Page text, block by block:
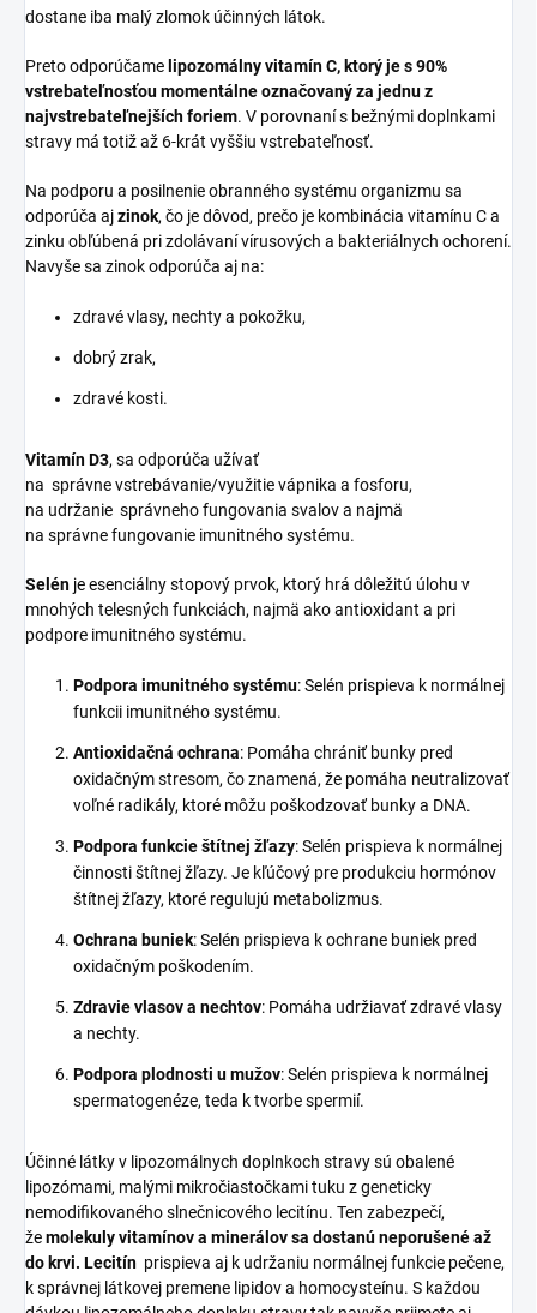
dostane iba malý zlomok účinných látok.
Preto odporúčame lipozomálny vitamín C, ktorý je s 90%
vstrebateľnosťou momentálne označovaný za jednu z
najvstrebateľnejších foriem. V porovnaní s bežnými doplnkami
stravy má totiž až 6-krát vyššiu vstrebateľnosť.
Na podporu a posilnenie obranného systému organizmu sa
odporúča ajzinok, čo je dôvod, prečo je kombinácia vitamínu C a
zinku obľúbená pri zdolávaní vírusových a bakteriálnych ochorení.
Navyše sa zinok odporúča aj na:
zdravé vlasy, nechty a pokožku,
dobrý zrak,
zdravé kosti.
Vitamín D3, sa odporúča užívať
na správne vstrebávanie/využitie vápnika a fosforu,
na udržanie správneho fungovania svalov a najmä
na správne fungovanie imunitného systému.
Selén je esenciálny stopový prvok, ktorý hrá dôležitú úlohu v
mnohých telesných funkciách, najmä ako antioxidant a pri
podpore imunitného systému.
Podpora imunitného systému: Selén prispieva k normálnej
funkcii imunitného systému.
Antioxidačná ochrana: Pomáha chrániť bunky pred
oxidačným stresom, čo znamená, že pomáha neutralizovať
voľné radikály, ktoré môžu poškodzovať bunky a DNA.
Podpora funkcie štítnej žľazy: Selén prispieva k normálnej
činnosti štítnej žľazy. Je kľúčový pre produkciu hormónov
štítnej žľazy, ktoré regulujú metabolizmus.
Ochrana buniek: Selén prispieva k ochrane buniek pred
oxidačným poškodením.
Zdravie vlasov a nechtov: Pomáha udržiavať zdravé vlasy
a nechty.
Podpora plodnosti u mužov: Selén prispieva k normálnej
spermatogenéze, teda k tvorbe spermií.
Účinné látky v lipozomálnych doplnkoch stravy sú obalené
lipozómami, malými mikročiastočkami tuku z geneticky
nemodifikovaného slnečnicového lecitínu. Ten zabezpečí,
žemolekuly vitamínov a minerálov sa dostanú neporušené až
do krvi. Lecitín prispieva aj k udržaniu normálnej funkcie pečene,
k správnej látkovej premene lipidov a homocysteínu. S každou